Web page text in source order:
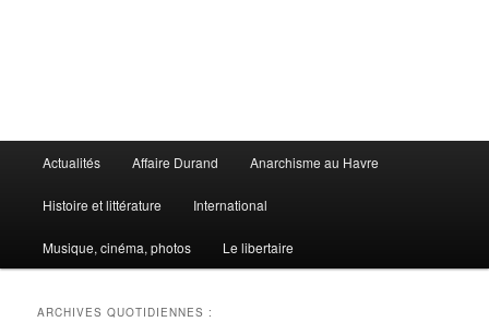
principal
Actualités Affaire Durand Anarchisme au Havre
Histoire et littérature International
Musique, cinéma, photos Le libertaire
ARCHIVES QUOTIDIENNES :